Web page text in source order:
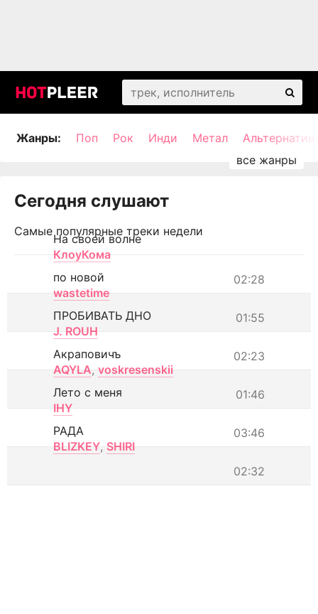
Жанры: Поп Рок Инди Метал
Сегодня слушают
Самые популярные треки недели
На своей волне
КлоуКома
02:28
по новой
wastetime
01:55
ПРОБИВАТЬ ДНО
J. ROUH
02:23
Акраповичъ
AQYLA, voskresenskii
01:46
Лето с меня
IHY
03:46
РАДА
BLIZKEY, SHIRI
02:32